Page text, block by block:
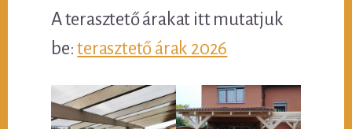
A terasztető árakat itt mutatjuk
be:terasztető árak 2026